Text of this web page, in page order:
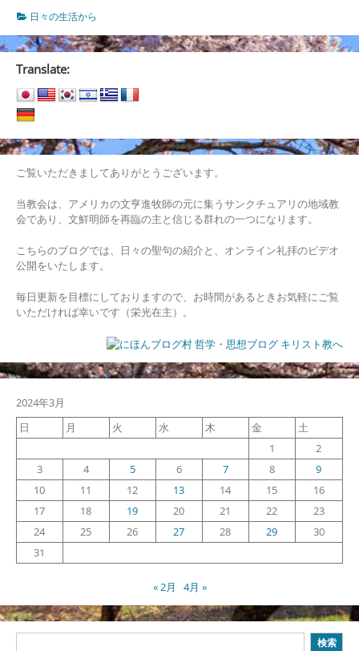
騒
動
の
日々の生活から
Translate:
ご覧いただきましてありがとうございます。
当教会は、アメリカの文亨進牧師の元に集うサンクチュアリの地域教
会であり、文鮮明師を再臨の主と信じる群れの一つになります。
こちらのブログでは、日々の聖句の紹介と、オンライン礼拝のビデオ
公開をいたします。
毎日更新を目標にしておりますので、お時間があるときお気軽にご覧
いただければ幸いです（栄光在主）。
2024年3月
日
月 火 水 木 金
土
1
2
3
4 5 6 7 8
9
10
11 12 13 14 15
16
17
18 19 20 21 22
23
24
25 26 27 28 29
30
31
« 2月 4月 »
検索